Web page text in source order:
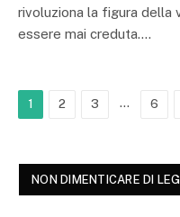
rivoluziona la figura della
essere mai creduta.…
1 2 3 … 6
NON DIMENTICARE DI